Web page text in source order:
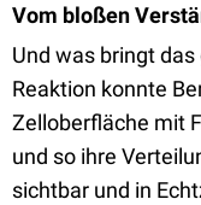
Vom bloßen
Und was bringt
Reaktion konnte
Zelloberfläche mit
und so ihre
sichtbar und in